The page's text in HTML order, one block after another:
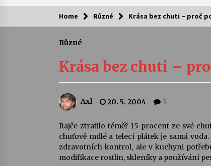
Kam za kulturou?
Camerata a Sukuba Ensemble
4. 8. 2026
Pozvánka na integrační festival
Quijotova šedesátka: 28. 7.–1. 8.
28. 7. 2026
Letní koncerty ve Stromovce:
Miller
Home Různé Krása bez chuti – proč
Různé
Krása bez chuti –
Axl 20. 5. 2004 3
Rajče ztratilo téměř 15 procent ze své
chuťově mdlé a telecí plátek je samá
zdravotních kontrol, ale v kuchyni
modifikace rostlin, skleníky a používání